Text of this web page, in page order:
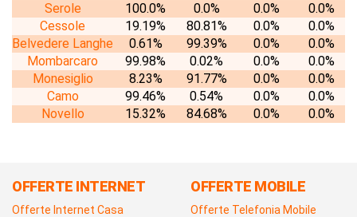
Serole
100.0% 0.0% 0.0%
0.0%
Cessole
19.19% 80.81% 0.0%
0.0%
Belvedere Langhe
0.61% 99.39% 0.0%
0.0%
Mombarcaro
99.98% 0.02% 0.0%
0.0%
Monesiglio
8.23% 91.77% 0.0%
0.0%
Camo
99.46% 0.54% 0.0%
0.0%
Novello
15.32% 84.68% 0.0% 0.0%
OFFERTE INTERNET
Offerte Internet Casa
OFFERTE MOBILE
Offerte Telefonia Mobile